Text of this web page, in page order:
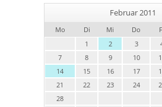
Februar 2011
Mo Di Mi Do
1
2 3
7
8 9 10
14
15 16 17
21
22 23 24
28